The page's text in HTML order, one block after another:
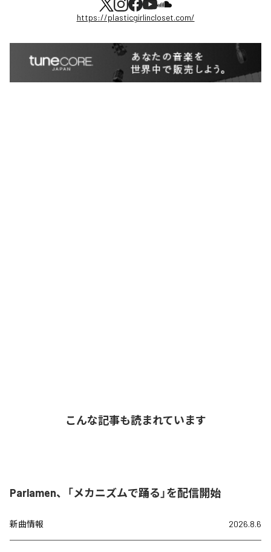
https://plasticgirlincloset.com/
こんな記事も読まれています
Parlamen、「メカニズムで踊る」を配信開始
新曲情報 2026.8.6